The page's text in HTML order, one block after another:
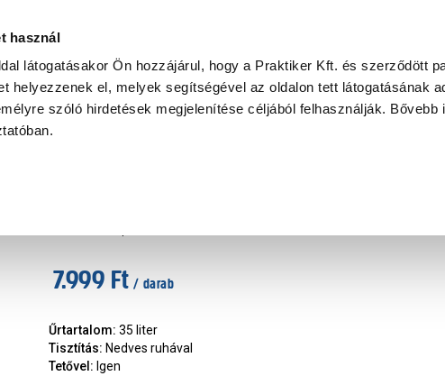
használ
látogatásakor Ön hozzájárul, hogy a Praktiker Kft. és szerződött
helyezzenek el, melyek segítségével az oldalon tett látogatásának
szóló hirdetések megjelenítése céljából felhasználják. Bővebb
Praktiker Professional Szakiajánló Ügyintézés és Információ
7.999 Ft / darab
Űrtartalom: 35 liter
Tisztítás: Nedves ruhával
Tetővel : Igen